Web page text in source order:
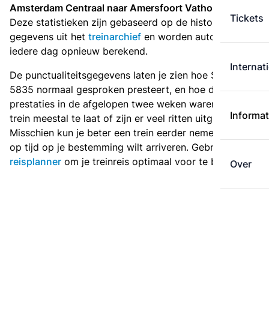
Tickets
Over
Amsterdam Centraal naar Amersfoort Vathorst
Deze statistieken zijn gebaseerd op de historische
gegevens uit het treinarchief en worden automatisch
iedere dag opnieuw berekend.
De punctualiteitsgegevens laten je zien hoe Sprinter
5835 normaal gesproken presteert, en hoe de
prestaties in de afgelopen twee weken waren. Is deze
trein meestal te laat of zijn er veel ritten uitgevallen?
Misschien kun je beter een trein eerder nemen als je
op tijd op je bestemming wilt arriveren. Gebruik de
reisplanner om je treinreis optimaal voor te bereiden.